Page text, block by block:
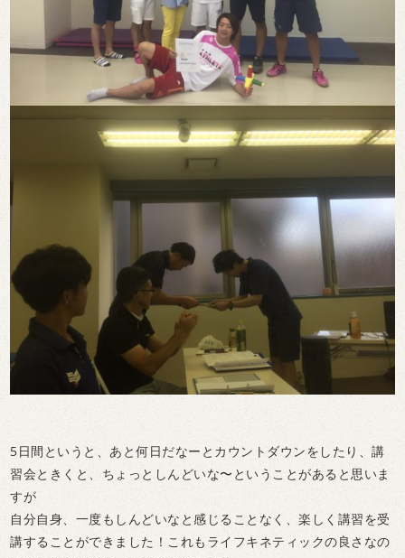
5日間というと、あと何日だなーとカウントダウンをしたり、講
習会ときくと、ちょっとしんどいな〜ということがあると思いま
すが
自分自身、一度もしんどいなと感じることなく、楽しく講習を受
講することができました！これもライフキネティックの良さなの